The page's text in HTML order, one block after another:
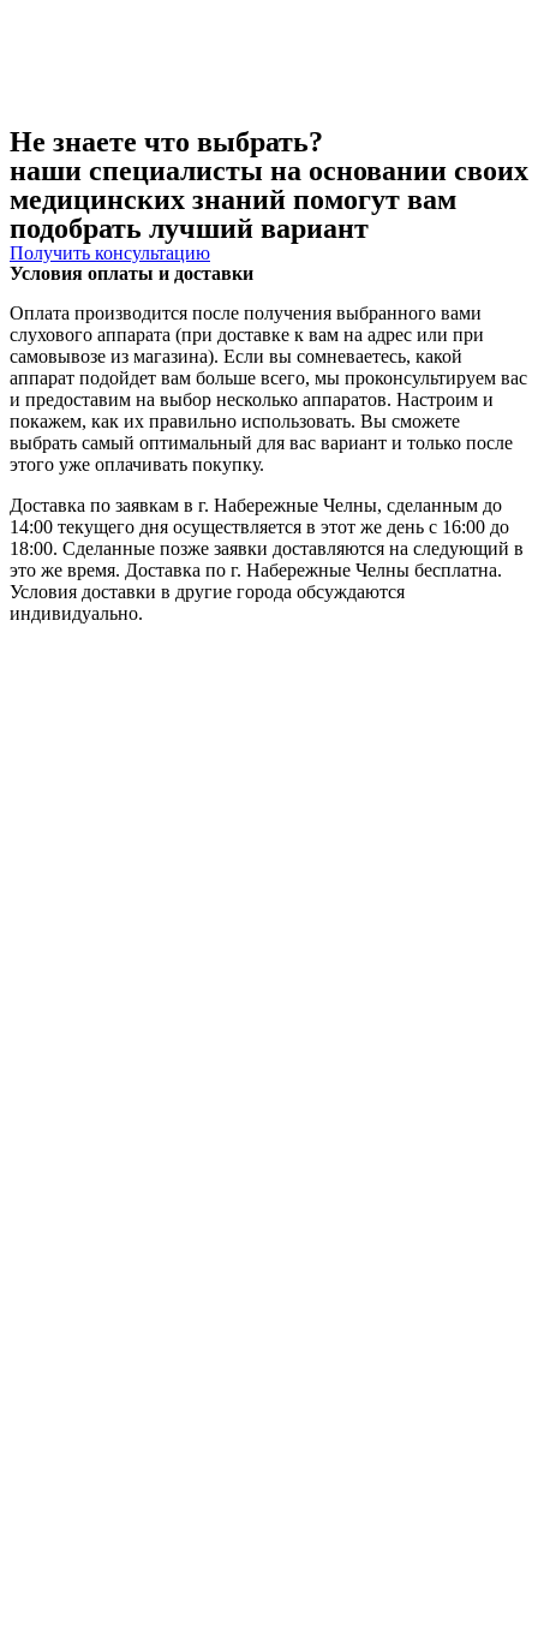
Не знаете что выбрать?
наши специалисты на основании своих
медицинских знаний помогут вам
подобрать лучший вариант
Получить консультацию
Условия оплаты и доставки
Оплата производится после получения выбранного вами
слухового аппарата (при доставке к вам на адрес или при
самовывозе из магазина). Если вы сомневаетесь, какой
аппарат подойдет вам больше всего, мы проконсультируем вас
и предоставим на выбор несколько аппаратов. Настроим и
покажем, как их правильно использовать. Вы сможете
выбрать самый оптимальный для вас вариант и только после
этого уже оплачивать покупку.
Доставка по заявкам в г. Набережные Челны, сделанным до
14:00 текущего дня осуществляется в этот же день с 16:00 до
18:00. Сделанные позже заявки доставляются на следующий в
это же время. Доставка по г. Набережные Челны бесплатна.
Условия доставки в другие города обсуждаются
индивидуально.